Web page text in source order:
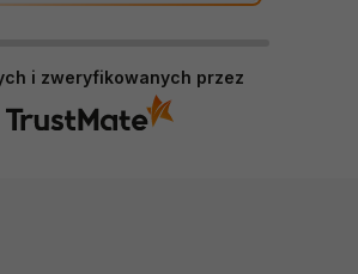
i zweryfikowanych przez